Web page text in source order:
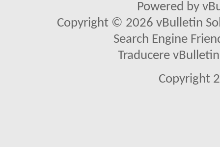
Powered by
Copyright © 2026 vBulletin
Search Engine
Traducere
Copyright